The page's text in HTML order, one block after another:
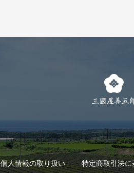
個人情報の取り扱い 特定商取引法に